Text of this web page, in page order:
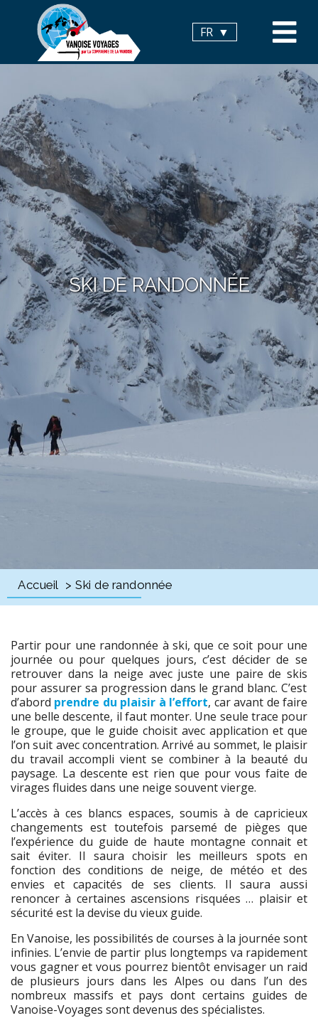
FR
SKI DE RANDONNÉE
Accueil > Ski de randonnée
Partir pour une randonnée à ski, que ce soit pour une
journée ou pour quelques jours, c’est décider de se
retrouver dans la neige avec juste une paire de skis
pour assurer sa progression dans le grand blanc. C’est
d’abord prendre du plaisir à l’effort, car avant de faire
une belle descente, il faut monter. Une seule trace pour
le groupe, que le guide choisit avec application et que
l’on suit avec concentration. Arrivé au sommet, le plaisir
du travail accompli vient se combiner à la beauté du
paysage. La descente est rien que pour vous faite de
virages fluides dans une neige souvent vierge.
L’accès à ces blancs espaces, soumis à de capricieux
changements est toutefois parsemé de pièges que
l’expérience du guide de haute montagne connait et
sait éviter. Il saura choisir les meilleurs spots en
fonction des conditions de neige, de météo et des
envies et capacités de ses clients. Il saura aussi
renoncer à certaines ascensions risquées … plaisir et
sécurité est la devise du vieux guide.
En Vanoise, les possibilités de courses à la journée sont
infinies. L’envie de partir plus longtemps va rapidement
vous gagner et vous pourrez bientôt envisager un raid
de plusieurs jours dans les Alpes ou dans l’un des
nombreux massifs et pays dont certains guides de
Vanoise-Voyages sont devenus des spécialistes.
Panneau de gestion des cookies